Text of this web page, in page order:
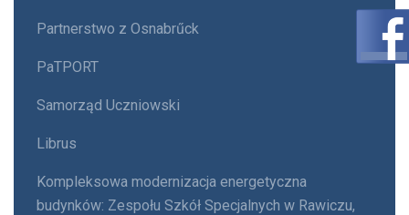
Partnerstwo z Osnabrűck
PaTPORT
Samorząd Uczniowski
Librus
Kompleksowa modernizacja energetyczna
budynków: Zespołu Szkół Specjalnych w Rawiczu,